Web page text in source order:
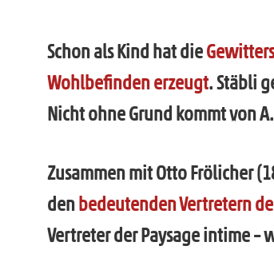
Schon als Kind hat die
Wohlbefinden erzeugt. Stäbli
Nicht ohne Grund kommt von
Zusammen mit Otto Frölicher
denbedeutenden Vertretern
Vertreter der Paysage intime –